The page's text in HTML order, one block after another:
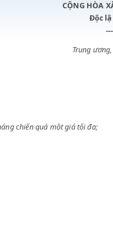
cuộc kháng chiến quá